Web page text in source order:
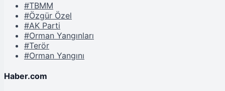
#TBMM
#Özgür Özel
#AK Parti
#Orman Yangınları
#Terör
#Orman Yangını
Haber.com